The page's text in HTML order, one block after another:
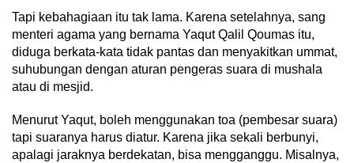
Tapi kebahagiaan itu tak lama. Karena setelahnya, sang
menteri agama yang bernama Yaqut Qalil Qoumas itu,
diduga berkata-kata tidak pantas dan menyakitkan ummat,
suhubungan dengan aturan pengeras suara di mushala
atau di mesjid.
Menurut Yaqut, boleh menggunakan toa (pembesar suara)
tapi suaranya harus diatur. Karena jika sekali berbunyi,
apalagi jaraknya berdekatan, bisa mengganggu. Misalnya,